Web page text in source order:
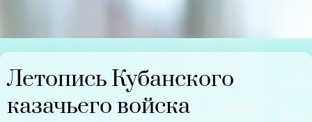
Летопись Кубанского
казачьего войска